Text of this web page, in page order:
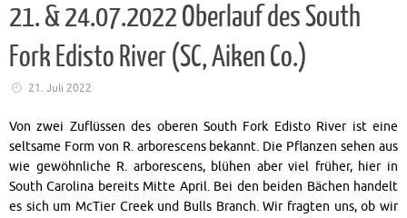
21. & 24.07.2022 Oberlauf des South
Fork Edisto River (SC, Aiken Co.)
21. Juli 2022
Von zwei Zuflüssen des oberen South Fork Edisto River ist eine
seltsame Form von R. arborescens bekannt. Die Pflanzen sehen aus
wie gewöhnliche R. arborescens, blühen aber viel früher, hier in
South Carolina bereits Mitte April. Bei den beiden Bächen handelt
es sich um McTier Creek und Bulls Branch. Wir fragten uns, ob wir